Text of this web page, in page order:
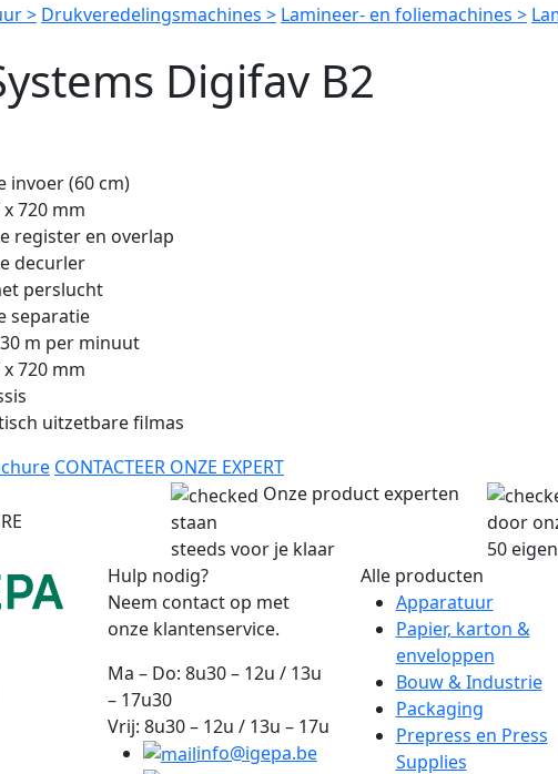
> Drukveredelingsmachines > Lamineer- en foliemachines >
Digifav B2
invoer (60 cm)
720 mm
register en overlap
decurler
perslucht
separatie
m per minuut
720 mm
uitzetbare filmas
CONTACTEER ONZE EXPERT
Onze product experten
staan
steeds voor je klaar
door
50
Hulp nodig?
Neem contact op met
onze klantenservice.
Ma – Do: 8u30 – 12u / 13u
– 17u30
Vrij: 8u30 – 12u / 13u – 17u
info@igepa.be
Alle producten
Apparatuur
Papier, karton &
enveloppen
Bouw & Industrie
Packaging
Prepress en Press
Supplies